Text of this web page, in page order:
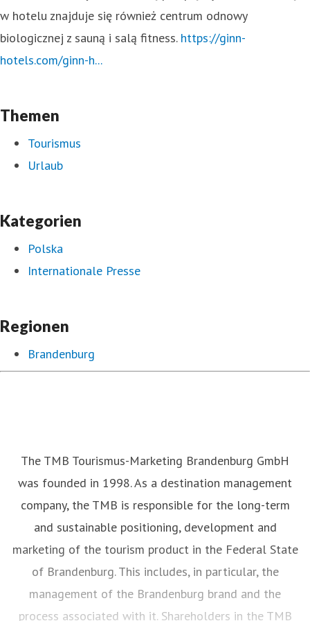
w hotelu znajduje się również centrum odnowy
biologicznej z sauną i salą fitness. https://ginn-
hotels.com/ginn-h...
Themen
Tourismus
Urlaub
Kategorien
Polska
Internationale Presse
Regionen
Brandenburg
The TMB Tourismus-Marketing Brandenburg GmbH
was founded in 1998. As a destination management
company, the TMB is responsible for the long-term
and sustainable positioning, development and
marketing of the tourism product in the Federal State
of Brandenburg. This includes, in particular, the
management of the Brandenburg brand and the
process associated with it. Shareholders in the TMB